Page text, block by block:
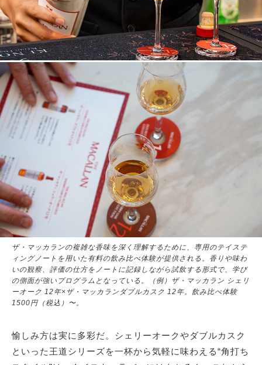
ザ・マッカランの複雑な香味を深く理解するために、専用のテイステ
ィングノートを用いた有料の飲み比べ体験が提供される。香りや味わ
いの観察、評価の仕方をノートに記録しながら試飲する形式で、学び
の側面が強いプログラムとなっている。（例）ザ・マッカラン シェリ
ーオーク 12年×ザ・マッカランダブルカスク 12年。 飲み比べ体験
1500円（税込）〜。
愉しみ方は実に多彩だ。シェリーオークやダブルカスク
といった王道シリーズを一杯から気軽に味わえる“角打ち